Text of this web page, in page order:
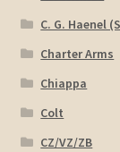
C. G. Haenel
Charter Arms
Chiappa
Colt
CZ/VZ/ZB